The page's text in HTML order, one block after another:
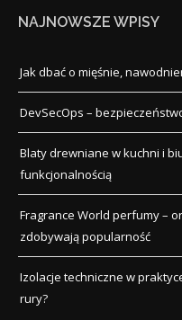
NAJNOWSZE WPISY
Jak dbać o mięśnie,
DevSecOps –
Blaty drewniane w kuchni i
funkcjonalnością
Fragrance World perfumy –
zdobywają popularność
Izolacje techniczne w
rury?